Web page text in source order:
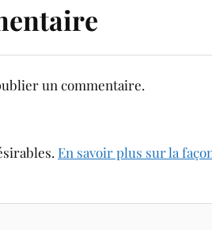
un commentaire.
En savoir plus sur la